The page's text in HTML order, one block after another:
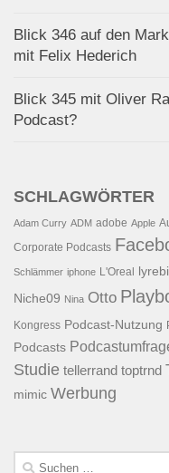
Blick 346 auf den
mit Felix Hederich
Blick 345 mit Oliver
Podcast?
SCHLAGWÖRTER
Adam Curry ADM adobe Apple
Corporate Podcasts
Schlämmer iphone L'Oreal
Niche09 Nina Otto
Kongress Podcast-Nutzung
Podcasts
Studie tellerrand toptrnd
mimic Werbung
Suchen